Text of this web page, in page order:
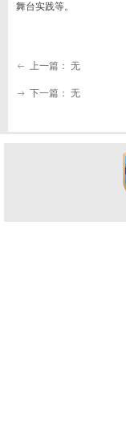
舞台实践等。
ꂃ 上一篇： 无
ꁹ 下一篇： 无